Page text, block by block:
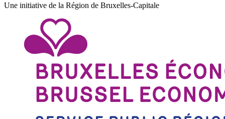
Une initiative de la Région de Bruxelles-Capitale